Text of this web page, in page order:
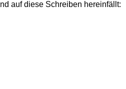
auf diese Schreiben hereinfällt: